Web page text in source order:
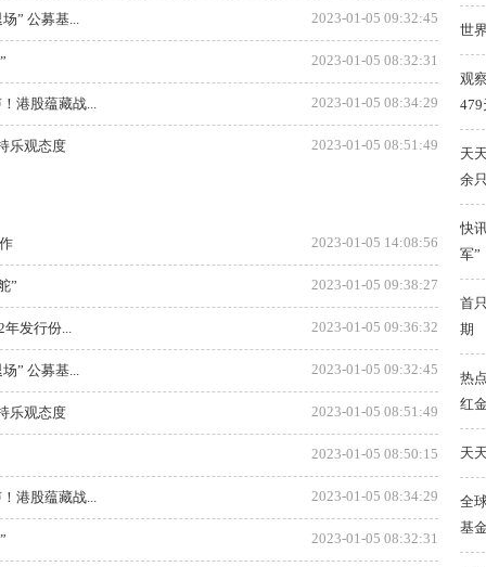
” 公募基... 2023-01-05 09:32:45
2023-01-05 08:32:31
港股蕴藏战... 2023-01-05 08:34:29
乐观态度 2023-01-05 08:51:49
2023-01-05 14:08:56
” 2023-01-05 09:38:27
年发行份... 2023-01-05 09:36:32
” 公募基... 2023-01-05 09:32:45
乐观态度 2023-01-05 08:51:49
2023-01-05 08:50:15
港股蕴藏战... 2023-01-05 08:34:29
2023-01-05 08:32:31
世
观
479
天
余
快
军”
首
期
热
红
天
全
基